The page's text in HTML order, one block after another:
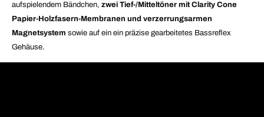
aufspielendem Bändchen, zwei Tief-/Mitteltöner mit Clarity Cone
Papier-Holzfasern-Membranen und verzerrungsarmen
Magnetsystem sowie auf ein ein präzise gearbeitetes Bassreflex
Gehäuse.